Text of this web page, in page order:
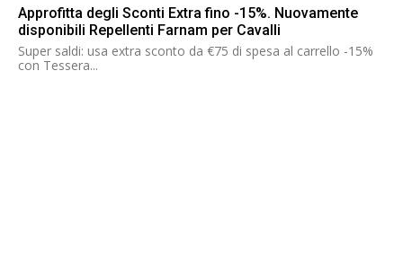
Approfitta degli Sconti Extra fino -15%. Nuovamente
disponibili Repellenti Farnam per Cavalli
Super saldi: usa extra sconto da €75 di spesa al carrello -15%
con Tessera...